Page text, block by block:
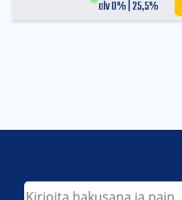
Pistokkeet:
alv 0% | 25,5%
Etsi